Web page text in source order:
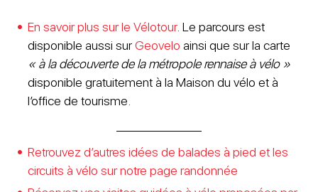
En savoir plus sur le Vélotour. Le parcours est
disponible aussi surGeovelo ainsi que sur la carte
« à la découverte de la métropole rennaise à vélo »
disponible gratuitement à la Maison du vélo et à
l’office de tourisme.
Retrouvez d’autres idées de balades à pied et les
circuits à vélo sur notre page randonnée